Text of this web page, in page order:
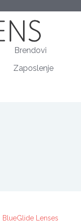
Brendovi
Zaposlenje
BlueGlide Lenses